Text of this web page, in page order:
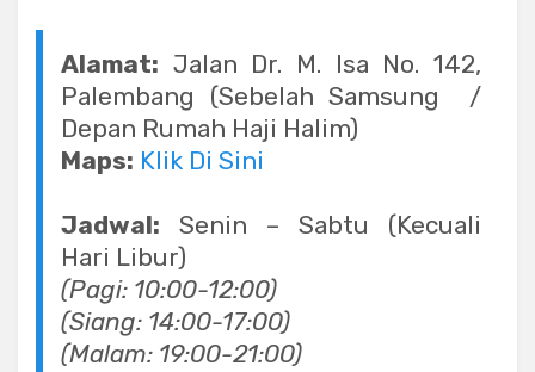
Alamat: Jalan Dr. M. Isa No. 142,
Palembang (Sebelah Samsung /
Depan Rumah Haji Halim)
Maps: Klik Di Sini
Jadwal: Senin – Sabtu (Kecuali
Hari Libur)
(Pagi: 10:00-12:00)
(Siang: 14:00-17:00)
(Malam: 19:00-21:00)